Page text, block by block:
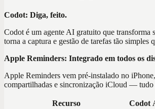
Codot: Diga, feito.
Codot é um agente AI gratuito que transforma
torna a captura e gestão de tarefas tão simples
Apple Reminders: Integrado em todos os
Apple Reminders vem pré-instalado no
compartilhadas e sincronização iCloud — tudo
Recurso Codot